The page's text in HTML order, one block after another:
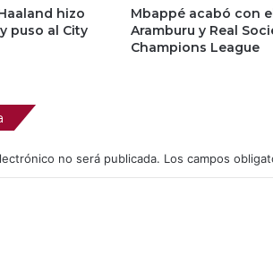
hizo
puso al City
Mbappé acabó con
Aramburu y Real
Champions League
no será publicada. Los campos